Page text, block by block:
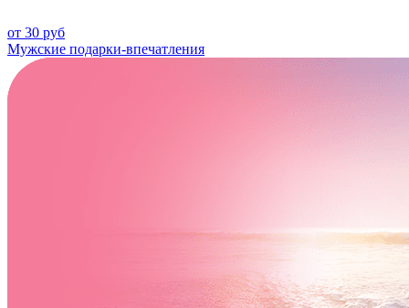
от 30 руб
Мужские подарки-впечатления